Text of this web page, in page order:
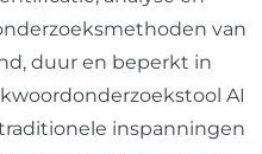
van
duur en beperkt in
AI
inspanningen